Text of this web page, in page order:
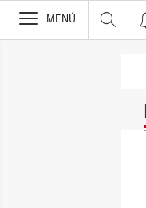
>
MENÚ